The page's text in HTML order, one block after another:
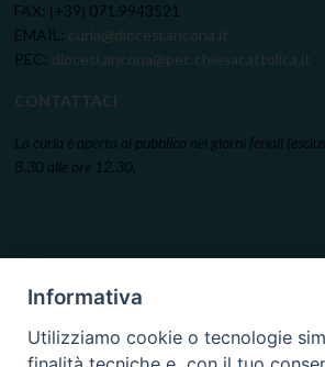
FAX: (+39) 071.9943521
EMAIL: curia@diocesi.ancona.it
PEC: diocesi.ancona@pec.chiesacattolica.it
CONTATTACI
La curia è aperta al pubblico nei giorni feriali
8.30 alle ore 12.30.
Informativa
Utilizziamo cookie o tecnologie